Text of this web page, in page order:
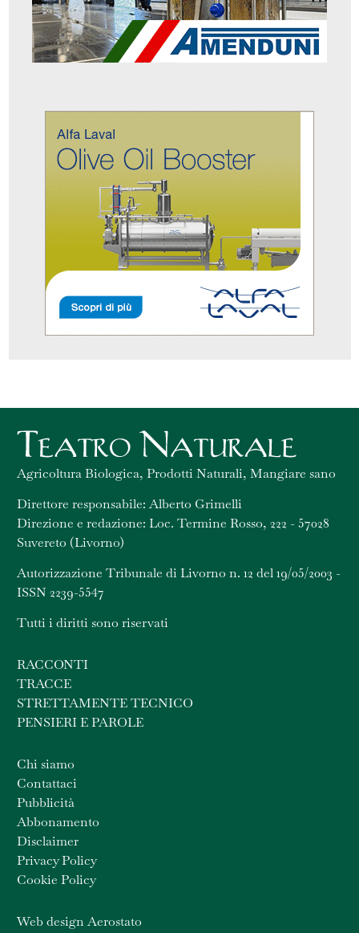
Agricoltura Biologica, Prodotti Naturali, Mangiare sano
Direttore responsabile: Alberto Grimelli
Direzione e redazione: Loc. Termine Rosso, 222 - 57028
Suvereto (Livorno)
Autorizzazione Tribunale di Livorno n. 12 del 19/05/2003 -
ISSN 2239-5547
Tutti i diritti sono riservati
RACCONTI
TRACCE
STRETTAMENTE TECNICO
PENSIERI E PAROLE
Chi siamo
Contattaci
Pubblicità
Abbonamento
Disclaimer
Privacy Policy
Cookie Policy
Web design Aerostato